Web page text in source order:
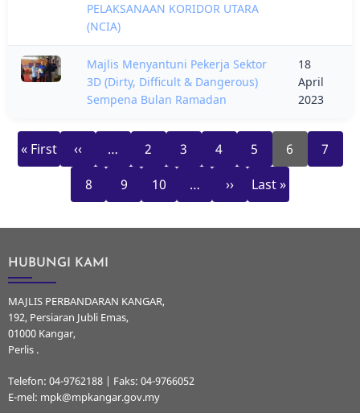
PELAKSANAAN KORIDOR UTARA
(NCIA)
Majlis Menyantuni Pekerja Sektor
3D (Dirty, Difficult & Dangerous)
Sempena Bulan Ramadan
18
April
2023
Pagination
First
« First
page
‹‹ … Page
2 Page
3 Page
4 Page
5
Current
page
6 Page
7
Page
8 Page
9 Page
10 …
page
››
Last
Last »
HUBUNGI KAMI
MAJLIS PERBANDARAN KANGAR,
192, Persiaran Jubli Emas,
01000 Kangar,
Perlis .
Telefon: 04-9762188 | Faks: 04-9766052
E-mel: mpk@mpkangar.gov.my